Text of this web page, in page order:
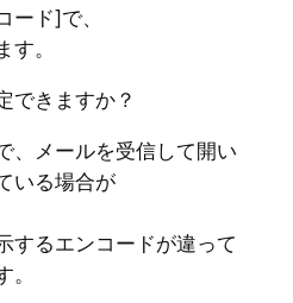
ド]で、
す。
できますか？
メールを受信して開い
いる場合が
するエンコードが違って